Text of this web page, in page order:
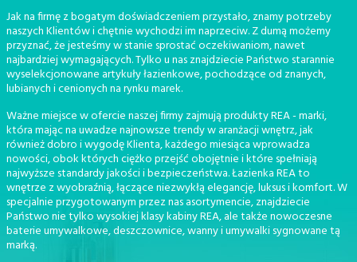
Jak na firmę z bogatym doświadczeniem przystało, znamy potrzeby
naszych Klientów i chętnie wychodzi im naprzeciw. Z dumą możemy
przyznać, że jesteśmy w stanie sprostać oczekiwaniom, nawet
najbardziej wymagających. Tylko u nas znajdziecie Państwo starannie
wyselekcjonowane artykuły łazienkowe, pochodzące od znanych,
lubianych i cenionych na rynku marek.
Ważne miejsce w ofercie naszej firmy zajmują produkty REA - marki,
która mając na uwadze najnowsze trendy w aranżacji wnętrz, jak
również dobro i wygodę Klienta, każdego miesiąca wprowadza
nowości, obok których ciężko przejść obojętnie i które spełniają
najwyższe standardy jakości i bezpieczeństwa. Łazienka REA to
wnętrze z wyobraźnią, łączące niezwykłą elegancję, luksus i komfort. W
specjalnie przygotowanym przez nas asortymencie, znajdziecie
Państwo nie tylko wysokiej klasy kabiny REA, ale także nowoczesne
baterie umywalkowe, deszczownice, wanny i umywalki sygnowane tą
marką.